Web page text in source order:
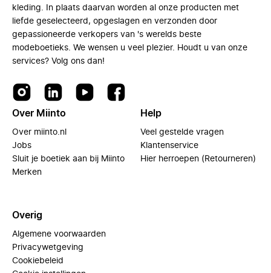
kleding. In plaats daarvan worden al onze producten met
liefde geselecteerd, opgeslagen en verzonden door
gepassioneerde verkopers van 's werelds beste
modeboetieks. We wensen u veel plezier. Houdt u van onze
services? Volg ons dan!
Over Miinto
Over miinto.nl
Jobs
Sluit je boetiek aan bij Miinto
Merken
Help
Veel gestelde vragen
Klantenservice
Hier herroepen (Retourneren)
Overig
Algemene voorwaarden
Privacywetgeving
Cookiebeleid